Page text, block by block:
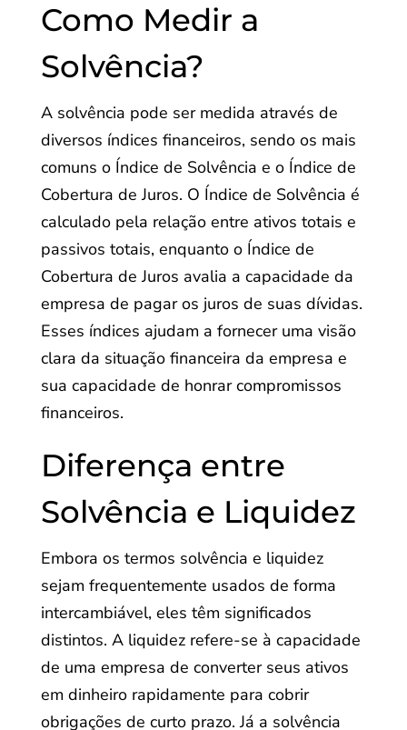
Como Medir a
Solvência?
A solvência pode ser medida através de
diversos índices financeiros, sendo os mais
comuns o Índice de Solvência e o Índice de
Cobertura de Juros. O Índice de Solvência é
calculado pela relação entre ativos totais e
passivos totais, enquanto o Índice de
Cobertura de Juros avalia a capacidade da
empresa de pagar os juros de suas dívidas.
Esses índices ajudam a fornecer uma visão
clara da situação financeira da empresa e
sua capacidade de honrar compromissos
financeiros.
Diferença entre
Solvência e Liquidez
Embora os termos solvência e liquidez
sejam frequentemente usados de forma
intercambiável, eles têm significados
distintos. A liquidez refere-se à capacidade
de uma empresa de converter seus ativos
em dinheiro rapidamente para cobrir
obrigações de curto prazo. Já a solvência